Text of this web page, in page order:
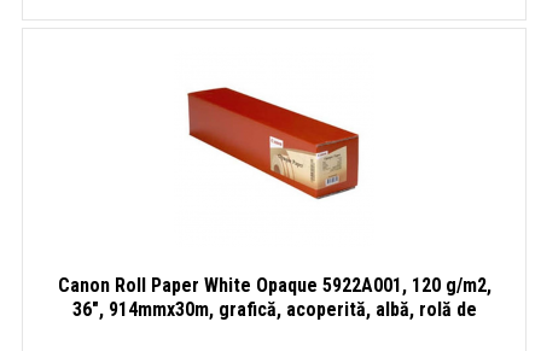
Canon Roll Paper White Opaque 5922A001, 120 g/m2,
36", 914mmx30m, grafică, acoperită, albă, rolă de